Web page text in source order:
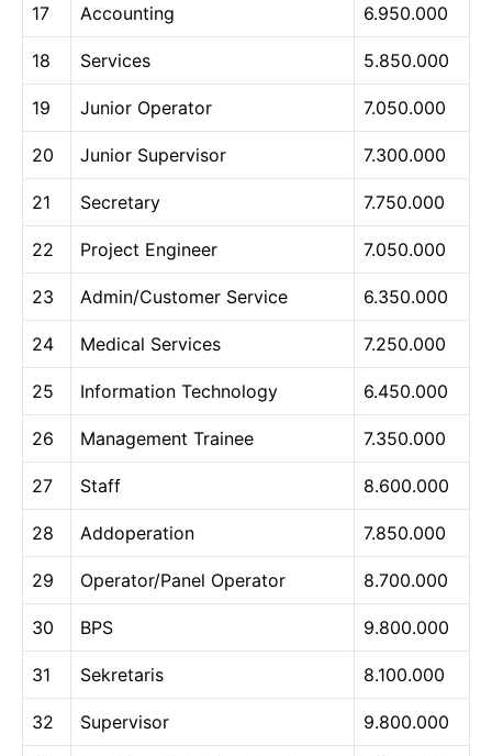
17 Accounting 6.950.000
18 Services 5.850.000
19 Junior Operator 7.050.000
20 Junior Supervisor 7.300.000
21 Secretary 7.750.000
22 Project Engineer 7.050.000
23 Admin/Customer Service 6.350.000
24 Medical Services 7.250.000
25 Information Technology 6.450.000
26 Management Trainee 7.350.000
27 Staff 8.600.000
28 Addoperation 7.850.000
29 Operator/Panel Operator 8.700.000
30 BPS 9.800.000
31 Sekretaris 8.100.000
32 Supervisor 9.800.000